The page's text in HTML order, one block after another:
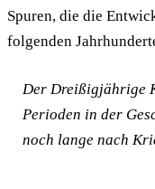
Spuren, die die
folgenden
Der Dreißigjährige
Perioden in der
noch lange nach